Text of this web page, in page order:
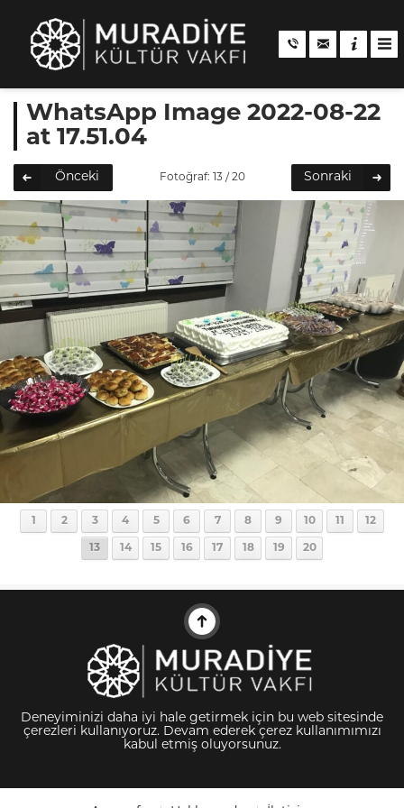
WhatsApp Image 2022-08-22
at 17.51.04
Önceki Fotoğraf: 13 / 20 Sonraki
1 2 3 4 5 6 7 8 9 10 11 12
13 14 15 16 17 18 19 20
Deneyiminizi daha iyi hale getirmek için bu web sitesinde
çerezleri kullanıyoruz. Devam ederek çerez kullanımımızı
kabul etmiş oluyorsunuz.